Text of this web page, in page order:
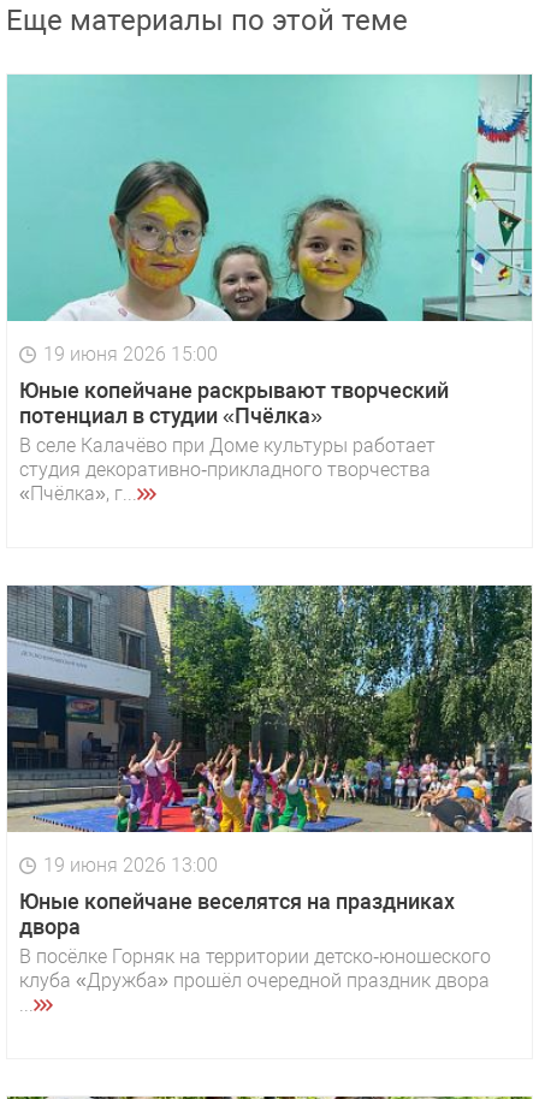
Еще материалы по этой теме
19 июня 2026 15:00
Юные копейчане раскрывают творческий
потенциал в студии «Пчёлка»
В селе Калачёво при Доме культуры работает
студия декоративно‑прикладного творчества
«Пчёлка», г...
19 июня 2026 13:00
Юные копейчане веселятся на праздниках
двора
В посёлке Горняк на территории детско‑юношеского
клуба «Дружба» прошёл очередной праздник двора
...